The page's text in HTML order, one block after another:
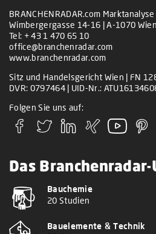
BRANCHENRADAR.com Marktanalyse
Wimbergergasse 14-16 | A-1070 Wien
Tel: + 43 1 470 65 10
office@branchenradar.com
www.branchenradar.com
Sitz und Handelsgericht Wien | FN
DVR: 0797464 | UID-Nr.:
Folgen Sie uns auf:
Das
Bauchemie
20 Studien
Bauelemente & Technik